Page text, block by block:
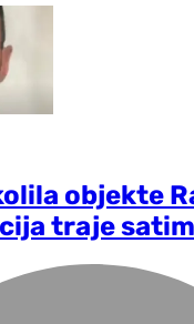
objekte
traje